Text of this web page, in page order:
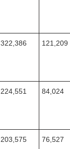
322,386 121,209
224,551 84,024
203,575 76,527